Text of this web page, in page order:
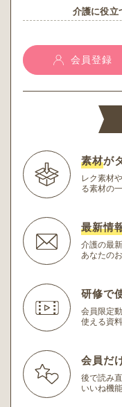
介護に役立
会員登録
素材が
レク素材
る素材の
最新情
介護の最
あなたの
研修で
会員限定
使える資
会員だ
後で読み
いいね機